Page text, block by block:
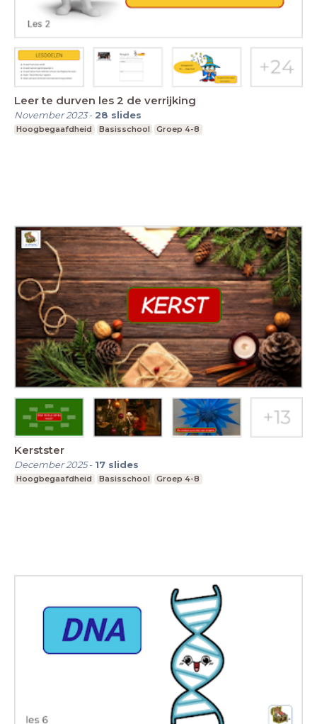
Leer te durven les 2 de verrijking
November 2023- 28 slides
Hoogbegaafdheid Basisschool Groep 4-8
Kerstster
December 2025- 17 slides
Hoogbegaafdheid Basisschool Groep 4-8